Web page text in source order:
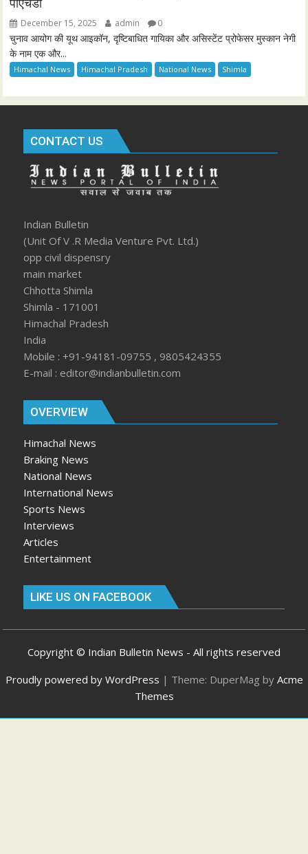
पीएचडी
December 15, 2025 admin 0
चुनाव आयोग की यूथ आइकॉन, दृष्टिबाधित गायिका और असिस्टेंट प्रोफेसर मुस्कान नेगी
के नाम एक और...
Himachal News Himachal Pradesh National News Shimla
CONTACT US
Indian Bulletin
(Unit Of V .R Media Venture Pvt. Ltd.)
opp civil dispensry
main market
Chhotta Shimla
Shimla - 171001
Himachal Pradesh
India
Mobile : +91-94181-09755 , 9805424355
E-mail : editor@indianbulletin.com
OVERVIEW
Himachal News
Braking News
National News
International News
Sports News
Interviews
Articles
Entertainment
LIKE US ON FACEBOOK
Copyright © Indian Bulletin News - All rights reserved
Proudly powered by WordPress | Theme: DuperMag by Acme
Themes